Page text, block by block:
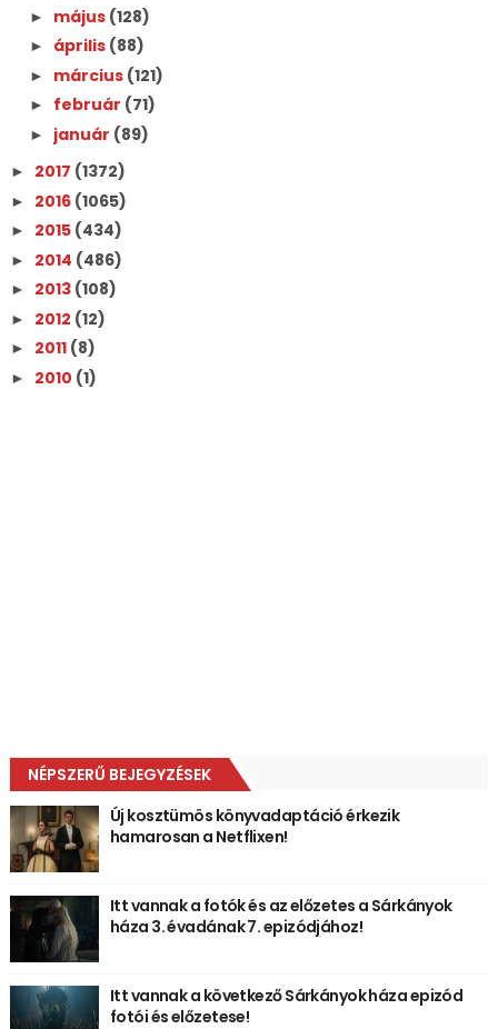
► május (128)
► április (88)
► március (121)
► február (71)
► január (89)
► 2017 (1372)
► 2016 (1065)
► 2015 (434)
► 2014 (486)
► 2013 (108)
► 2012 (12)
► 2011 (8)
► 2010 (1)
NÉPSZERŰ BEJEGYZÉSEK
Új kosztümös könyvadaptáció érkezik
hamarosan a Netflixen!
Itt vannak a fotók és az előzetes a Sárkányok
háza 3. évadának 7. epizódjához!
Itt vannak a következő Sárkányok háza epizód
fotói és előzetese!